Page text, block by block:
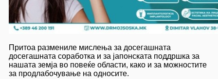
Притоа размениле мислења за досегашната
досегашната соработка и за јапонската поддршка за
нашата земја во повеќе области, како и за можностите
за продлабочување на односите.